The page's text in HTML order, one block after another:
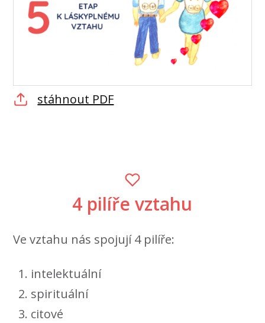
stáhnout PDF
4 pilíře vztahu
Ve vztahu nás spojují 4 pilíře:
intelektuální
spirituální
citové